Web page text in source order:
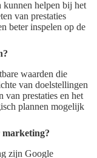
kunnen helpen bij het
van prestaties
beter inspelen op de
waarden die
van doelstellingen
van prestaties en het
plannen mogelijk
marketing?
zijn Google